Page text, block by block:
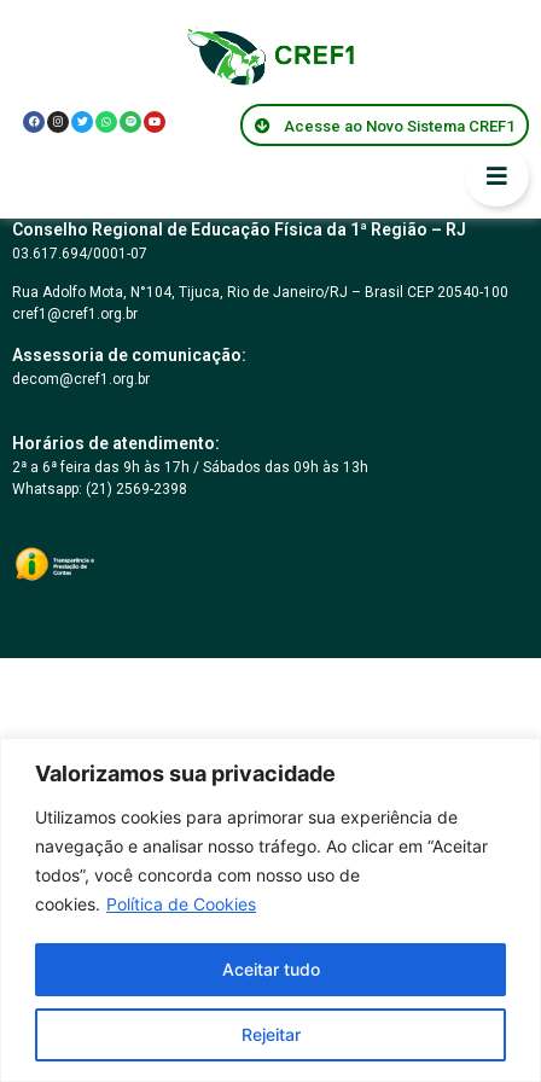
Valorizamos sua privacidade
Utilizamos cookies para aprimorar sua experiência de
navegação e analisar nosso tráfego. Ao clicar em “Aceitar
todos”, você concorda com nosso uso de
cookies. Política de Cookies
Rejeitar
Aceitar tudo
Acesse ao Novo Sistema CREF1
Resolução CREF1
110/2020
Conselho Regional de Educação Física da 1ª Região – RJ
03.617.694/0001-07
Rua Adolfo Mota, N°104, Tijuca, Rio de Janeiro/RJ – Brasil CEP 20540-100
cref1@cref1.org.br
Assessoria de comunicação:
decom@cref1.org.br
Horários de atendimento:
2ª a 6ª feira das 9h às 17h / Sábados das 09h às 13h
Whatsapp: (21) 2569-2398